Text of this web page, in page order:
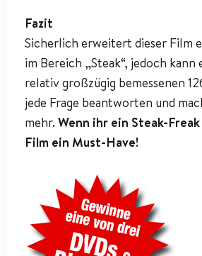
Fazit
Sicherlich erweitert dieser Film
im Bereich „Steak“, jedoch
relativ großzügig bemessenen
jede Frage beantworten und
mehr.Wenn ihr ein Steak-
Film ein Must-Have!